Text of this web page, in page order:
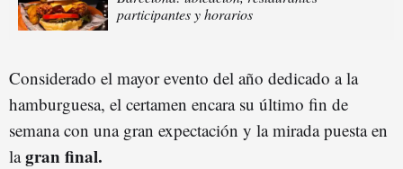
participantes y horarios
Considerado el mayor evento del año dedicado a la
hamburguesa, el certamen encara su último fin de
semana con una gran expectación y la mirada puesta en
lagran final.